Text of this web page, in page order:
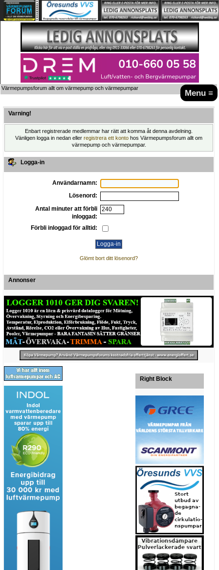
Menu ≡
Värmepumpsforum allt om värmepump och värmepumpar
Varning!
Enbart registrerade medlemmar har rätt att komma åt denna avdelning.
Vänligen logga in nedan eller registrera ett konto hos Värmepumpsforum allt om
värmepump och värmepumpar.
Logga-in
Användarnamn:
Lösenord:
Antal minuter att förbli
inloggad:
Förbli inloggad för alltid:
Glömt bort ditt lösenord?
Annonser
Right Block